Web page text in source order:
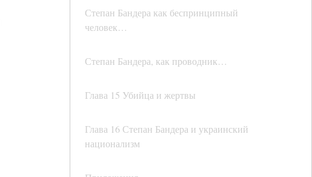
Степан Бандера как беспринципный
человек…
Степан Бандера, как проводник…
Глава 15 Убийца и жертвы
Глава 16 Степан Бандера и украинский
национализм